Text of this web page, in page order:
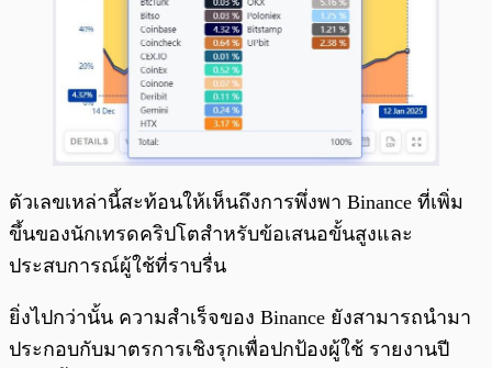
ตัวเลขเหล่านี้สะท้อนให้เห็นถึงการพึ่งพา Binance ที่เพิ่ม
ขึ้นของนักเทรดคริปโตสำหรับข้อเสนอขั้นสูงและ
ประสบการณ์ผู้ใช้ที่ราบรื่น
ยิ่งไปกว่านั้น ความสำเร็จของ Binance ยังสามารถนำมา
ประกอบกับมาตรการเชิงรุกเพื่อปกป้องผู้ใช้ รายงานปี